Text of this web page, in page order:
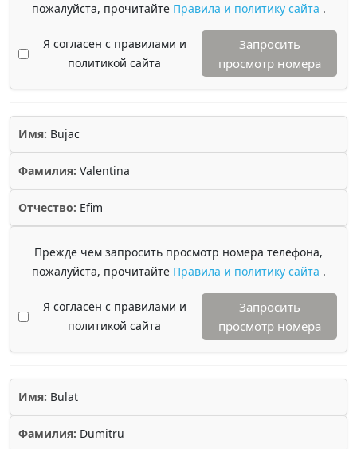
пожалуйста, прочитайте Правила и политику сайта .
Я согласен с правилами и
политикой сайта
Запросить
просмотр номера
Имя: Bujac
Фамилия: Valentina
Отчество: Efim
Прежде чем запросить просмотр номера телефона,
пожалуйста, прочитайте Правила и политику сайта .
Я согласен с правилами и
политикой сайта
Запросить
просмотр номера
Имя: Bulat
Фамилия: Dumitru